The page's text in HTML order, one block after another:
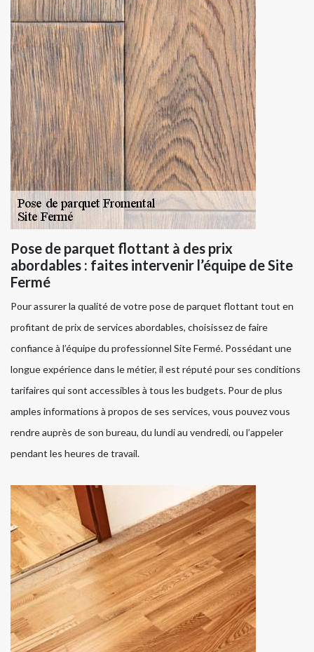
Pose de parquet flottant à des prix
abordables : faites intervenir l’équipe de Site
Fermé
Pour assurer la qualité de votre pose de parquet flottant tout en
profitant de prix de services abordables, choisissez de faire
confiance à l’équipe du professionnel Site Fermé. Possédant une
longue expérience dans le métier, il est réputé pour ses conditions
tarifaires qui sont accessibles à tous les budgets. Pour de plus
amples informations à propos de ses services, vous pouvez vous
rendre auprès de son bureau, du lundi au vendredi, ou l’appeler
pendant les heures de travail.